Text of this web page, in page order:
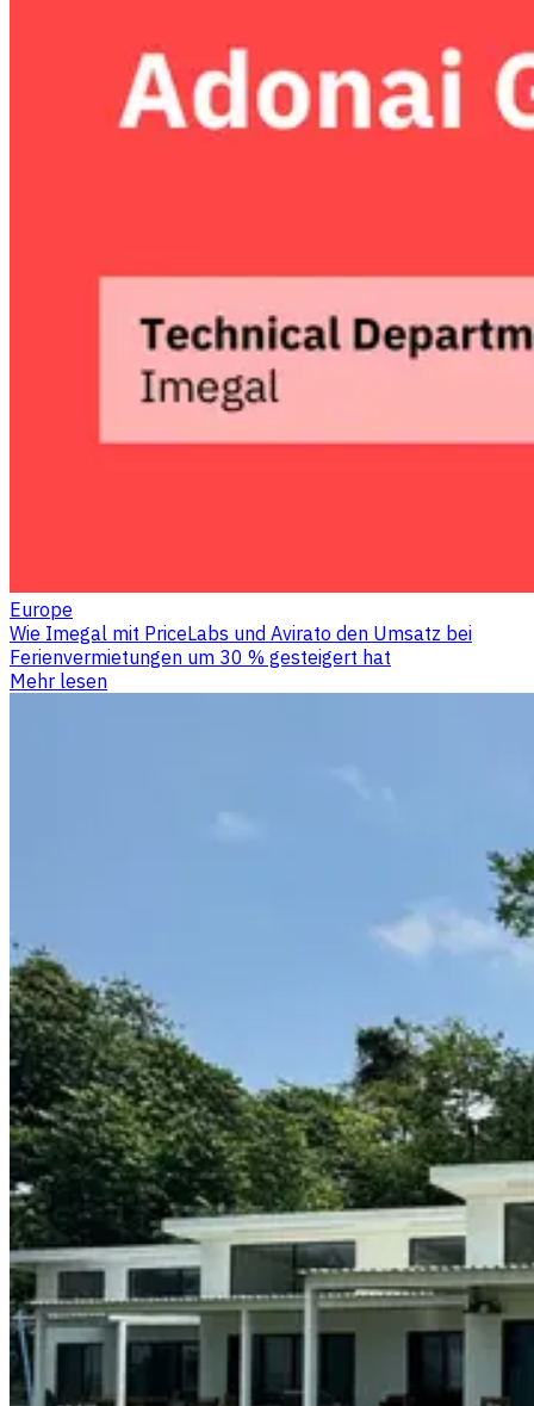
Europe
Wie Imegal mit PriceLabs und Avirato den Umsatz bei
Ferienvermietungen um 30 % gesteigert hat
Mehr lesen